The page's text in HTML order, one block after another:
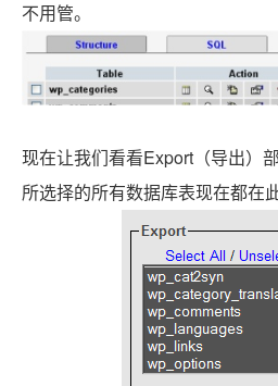
不用管。
现在让我们看看Export（导出）
所选择的所有数据库表现在都在